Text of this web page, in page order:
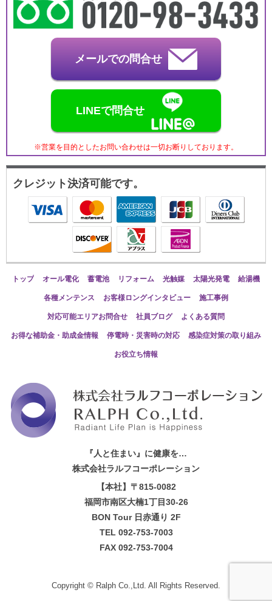
メールでの問合せ
LINEで問合せ
※営業を目的としたお問い合わせは一切お断りしております。
クレジット決済可能です。
トップ オール電化 蓄電池 リフォーム 光触媒 太陽光発電 給湯機
各種メンテンス お客様ロングインタビュー 施工事例
対応可能エリアお問合せ 社員ブログ よくある質問
お得な補助金・助成金情報 停電時・災害時の対応 感染症対策の取り組み
お役立ち情報
『人と住まい』に健康を…
株式会社ラルフコーポレーション
【本社】〒815-0082
福岡市南区大楠1丁目30-26
BON Tour 日赤通り 2F
TEL 092-753-7003
FAX 092-753-7004
Copyright © Ralph Co.,Ltd. All Rights Reserved.